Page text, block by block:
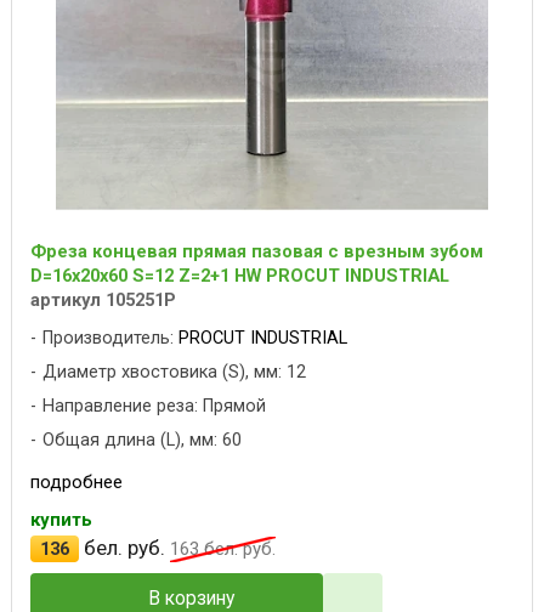
Фреза концевая прямая пазовая с врезным зубом
D=16x20x60 S=12 Z=2+1 HW PROCUT INDUSTRIAL
артикул 105251P
Производитель: PROCUT INDUSTRIAL
Диаметр хвостовика (S), мм: 12
Направление реза: Прямой
Общая длина (L), мм: 60
подробнее
купить
136
бел. руб. 163бел. руб.
В корзину